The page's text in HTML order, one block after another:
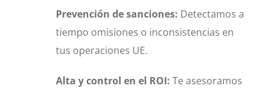
Prevención de sanciones: Detectamos a
tiempo omisiones o inconsistencias en
tus operaciones UE.
Alta y control en el ROI: Te asesoramos